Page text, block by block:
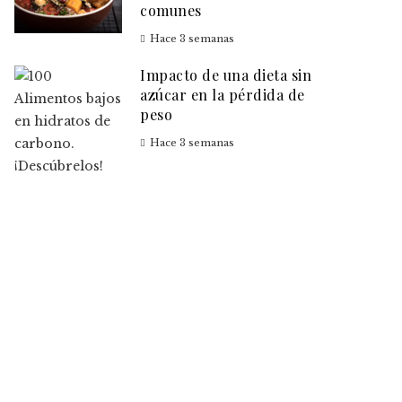
comunes
Hace 3 semanas
Impacto de una dieta sin
azúcar en la pérdida de
peso
Hace 3 semanas